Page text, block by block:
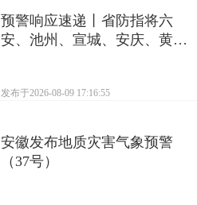
预警响应速递丨省防指将六
安、池州、宣城、安庆、黄山
发布于2026-08-09 17:16:55
安徽发布地质灾害气象预警
（37号）